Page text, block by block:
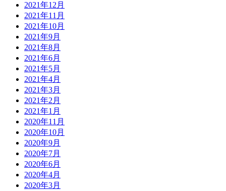
2021年12月
2021年11月
2021年10月
2021年9月
2021年8月
2021年6月
2021年5月
2021年4月
2021年3月
2021年2月
2021年1月
2020年11月
2020年10月
2020年9月
2020年7月
2020年6月
2020年4月
2020年3月